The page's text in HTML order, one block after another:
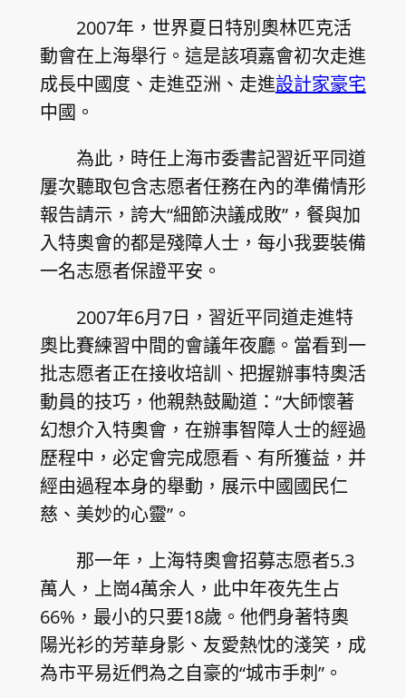
2007年，世界夏日特別奧林匹克活
動會在上海舉行。這是該項嘉會初次走進
成長中國度、走進亞洲、走進設計家豪宅
中國。
為此，時任上海市委書記習近平同道
屢次聽取包含志愿者任務在內的準備情形
報告請示，誇大“細節決議成敗”，餐與加
入特奧會的都是殘障人士，每小我要裝備
一名志愿者保證平安。
2007年6月7日，習近平同道走進特
奧比賽練習中間的會議年夜廳。當看到一
批志愿者正在接收培訓、把握辦事特奧活
動員的技巧，他親熱鼓勵道：“大師懷著
幻想介入特奧會，在辦事智障人士的經過
歷程中，必定會完成愿看、有所獲益，并
經由過程本身的舉動，展示中國國民仁
慈、美妙的心靈”。
那一年，上海特奧會招募志愿者5.3
萬人，上崗4萬余人，此中年夜先生占
66%，最小的只要18歲。他們身著特奧
陽光衫的芳華身影、友愛熱忱的淺笑，成
為市平易近們為之自豪的“城市手刺”。